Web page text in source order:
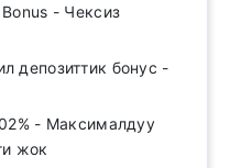
- Чексиз
депозиттик бонус -
- Максималдуу
жок